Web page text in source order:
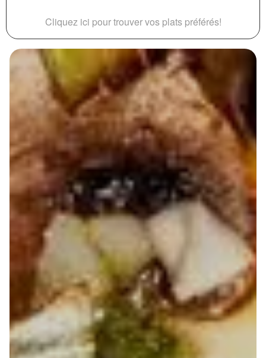
Cliquez ici pour trouver vos plats préférés!